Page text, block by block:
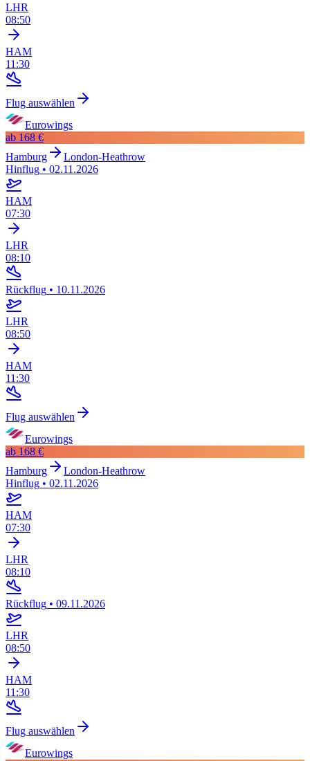
LHR
08:50
HAM
11:30
Flug auswählen
Eurowings
ab 168 €
Hamburg
London-Heathrow
Hinflug • 02.11.2026
HAM
07:30
LHR
08:10
Rückflug • 10.11.2026
LHR
08:50
HAM
11:30
Flug auswählen
Eurowings
ab 168 €
Hamburg
London-Heathrow
Hinflug • 02.11.2026
HAM
07:30
LHR
08:10
Rückflug • 09.11.2026
LHR
08:50
HAM
11:30
Flug auswählen
Eurowings